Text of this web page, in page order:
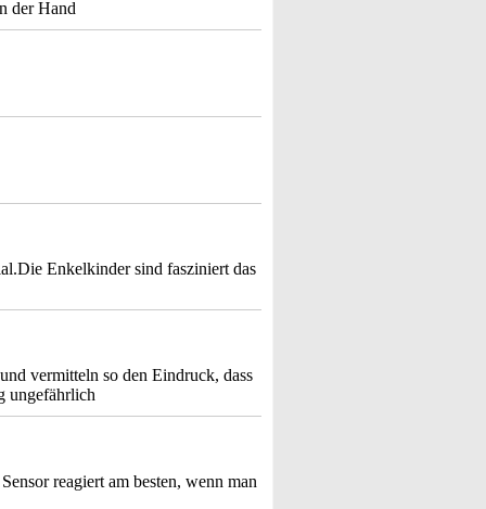
der Hand
Enkelkinder sind fasziniert das
vermitteln so den Eindruck, dass
ungefährlich
reagiert am besten, wenn man